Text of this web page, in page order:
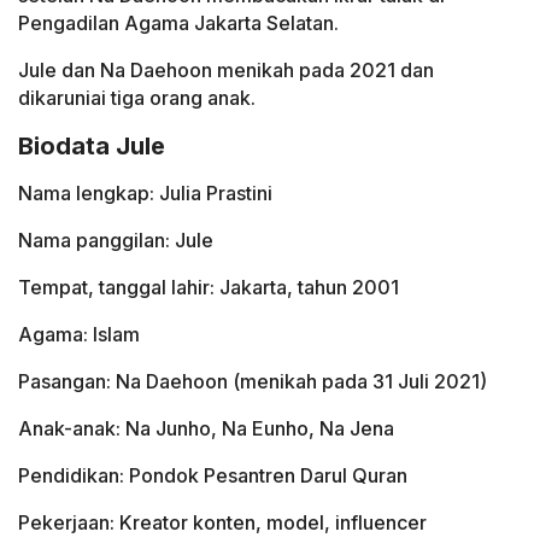
Pengadilan Agama Jakarta Selatan.
Jule dan Na Daehoon menikah pada 2021 dan
dikaruniai tiga orang anak.
Biodata Jule
Nama lengkap: Julia Prastini
Nama panggilan: Jule
Tempat, tanggal lahir: Jakarta, tahun 2001
Agama: Islam
Pasangan: Na Daehoon (menikah pada 31 Juli 2021)
Anak-anak: Na Junho, Na Eunho, Na Jena
Pendidikan: Pondok Pesantren Darul Quran
Pekerjaan: Kreator konten, model, influencer